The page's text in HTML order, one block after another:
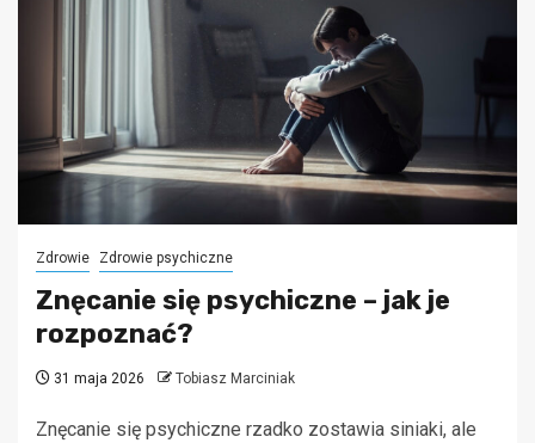
Zdrowie Zdrowie psychiczne
Znęcanie się psychiczne – jak je
rozpoznać?
31 maja 2026 Tobiasz Marciniak
Znęcanie się psychiczne rzadko zostawia siniaki, ale